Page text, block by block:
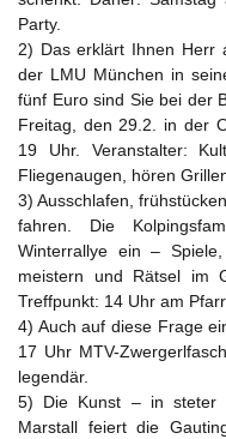
Party.
2) Das erklärt Ihnen Herr
der LMU München in
fünf Euro sind Sie bei der
Freitag, den 29.2. in der
19 Uhr. Veranstalter:
Fliegenaugen, hören
3) Ausschlafen,
fahren. Die
Winterrallye ein –
meistern und Rätsel im
Treffpunkt: 14 Uhr am
4) Auch auf diese Frage
17 Uhr MTV-
legendär.
5) Die Kunst – in steter
Marstall feiert die